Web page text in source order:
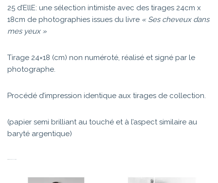
25 d’EllE: une sélection intimiste avec des tirages 24cm x
18cm de photographies issues du livre « Ses cheveux dans
mes yeux »
Tirage 24×18 (cm) non numéroté, réalisé et signé par le
photographe.
Procédé d’impression identique aux tirages de collection.
(papier semi brilliant au touché et à l’aspect similaire au
baryté argentique)